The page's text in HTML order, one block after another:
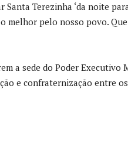
Terezinha ‘da noite
melhor pelo nosso povo.
a sede do Poder Executivo
e confraternização entre